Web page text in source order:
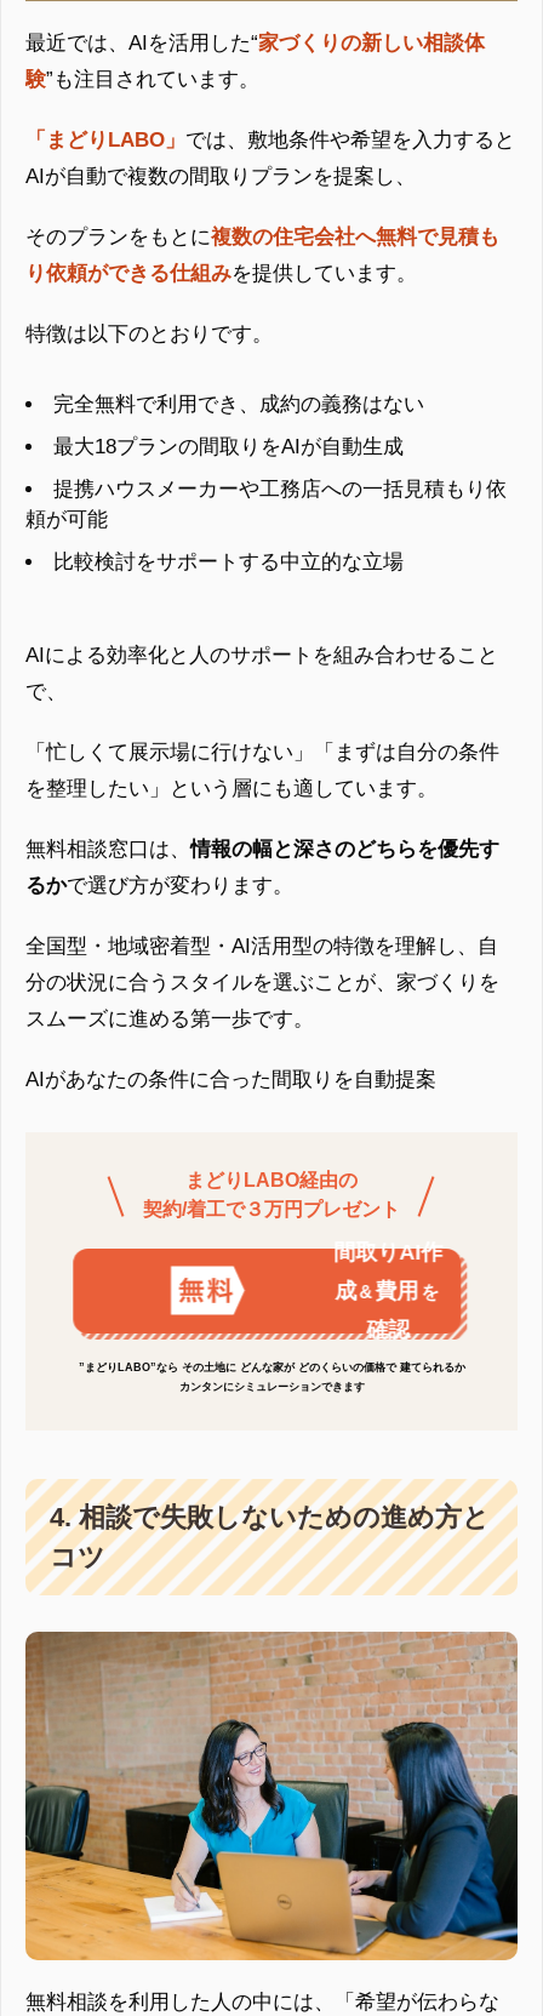
最近では、AIを活用した“家づくりの新しい相談体
験”も注目されています。
「まどりLABO」 では、敷地条件や希望を入力すると
AIが自動で複数の間取りプランを提案し、
そのプランをもとに複数の住宅会社へ無料で見積も
り依頼ができる仕組みを提供しています。
特徴は以下のとおりです。
完全無料で利用でき、成約の義務はない
最大18プランの間取りをAIが自動生成
提携ハウスメーカーや工務店への一括見積もり依
頼が可能
比較検討をサポートする中立的な立場
AIによる効率化と人のサポートを組み合わせること
で、
「忙しくて展示場に行けない」「まずは自分の条件
を整理したい」という層にも適しています。
無料相談窓口は、情報の幅と深さのどちらを優先す
るかで選び方が変わります。
全国型・地域密着型・AI活用型の特徴を理解し、自
分の状況に合うスタイルを選ぶことが、家づくりを
スムーズに進める第一歩です。
AIがあなたの条件に合った間取りを自動提案
まどりLABO経由の
契約/着工で３万円プレゼント
間取りAI作
成&費用を
確認
”まどりLABO”なら その土地に どんな家が どのくらいの価格で 建てられるか
カンタンにシミュレーションできます
4. 相談で失敗しないための進め方と
コツ
無料相談を利用した人の中には、「希望が伝わらな